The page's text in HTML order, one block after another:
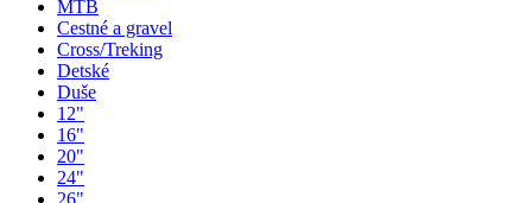
MTB
Cestné a gravel
Cross/Treking
Detské
Duše
12"
16"
20"
24"
26"